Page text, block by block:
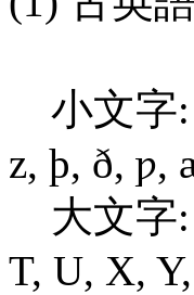
小文字:
z, þ, ð, ƿ,
大文字:
T, U, X,